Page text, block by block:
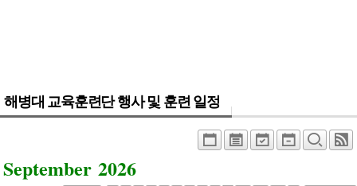
해병대 교육훈련단 행사 및 훈련 일정
September 2026
해병대블로그